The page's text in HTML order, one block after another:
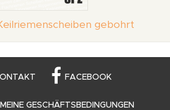
gebohrt
FACEBOOK
GESCHÄFTSBEDINGUNGEN